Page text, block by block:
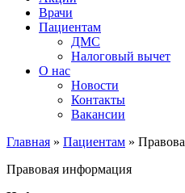
Врачи
Пациентам
ДМС
Налоговый вычет
О нас
Новости
Контакты
Вакансии
Главная » Пациентам »
Правовая информация